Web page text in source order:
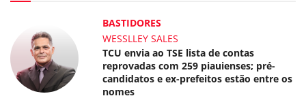
BASTIDORES
WESSLLEY SALES
TCU envia ao TSE lista de contas
reprovadas com 259 piauienses; pré-
candidatos e ex-prefeitos estão entre os
nomes